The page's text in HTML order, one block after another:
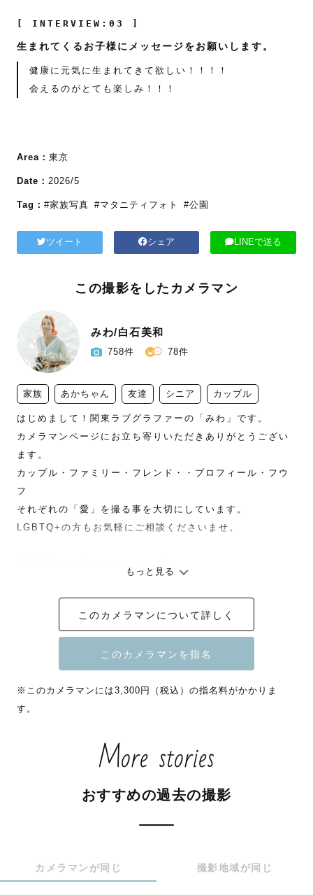
[ INTERVIEW:03 ]
生まれてくるお子様にメッセージをお願いします。
健康に元気に生まれてきて欲しい！！！！
会えるのがとても楽しみ！！！
Area： 東京
Date： 2026/5
Tag： #家族写真 #マタニティフォト #公園
ツイート シェア LINEで送る
この撮影をしたカメラマン
みわ/白石美和
758件 78件
家族 あかちゃん 友達 シニア カップル
はじめまして！関東ラブグラファーの「みわ」です。
カメラマンページにお立ち寄りいただきありがとうござい
ます。
カップル・ファミリー・フレンド・・プロフィール・フウ
フ
それぞれの「愛」を撮る事を大切にしています。
LGBTQ+の方もお気軽にご相談くださいませ。
しています。
また、その神社でご祈祷を受けられる方のみのご依頼に
限らせていただいています。
（後日、受けられる方は事前にお教えくださいませ🙇‍♀️）
神社様・ゲスト様・他の参拝者様皆様にとって良い撮影
体験になるよう努めていますので、ご了承くださいませ。
生まれも育ちも千葉県松戸市です
何気ない瞬間を捉えるのが得意で
もっと見る
このカメラマンについて詳しく
※このカメラマンには3,300円（税込）の指名料がかかりま
す。
More stories
おすすめの過去の撮影
カメラマンが同じ 撮影地域が同じ